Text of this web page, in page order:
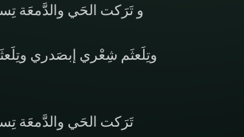
و تَرَكت الحَي والدَّمعَة
وتِلَعثَم شِعْري إبصَدري
تَرَكت الحَي والدَّمعَة